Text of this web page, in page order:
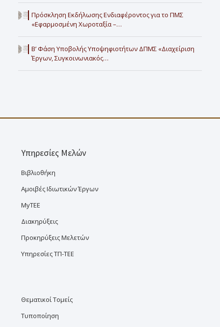
Πρόσκληση Εκδήλωσης Ενδιαφέροντος για το ΠΜΣ
«Εφαρμοσμένη Χωροταξία –…
Β’ Φάση Υποβολής Υποψηφιοτήτων ΔΠΜΣ «Διαχείριση
Έργων, Συγκοινωνιακός…
Υπηρεσίες Μελών
Βιβλιοθήκη
Αμοιβές Ιδιωτικών Έργων
MyTEE
Διακηρύξεις
Προκηρύξεις Μελετών
Υπηρεσίες ΤΠ-ΤΕΕ
Θεματικοί Τομείς
Τυποποίηση